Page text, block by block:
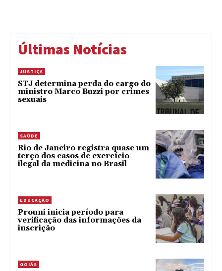
Últimas Notícias
JUSTIÇA
STJ determina perda do cargo do
ministro Marco Buzzi por crimes
sexuais
SAÚDE
Rio de Janeiro registra quase um
terço dos casos de exercício
ilegal da medicina no Brasil
EDUCAÇÃO
Prouni inicia período para
verificação das informações da
inscrição
GOIÁS